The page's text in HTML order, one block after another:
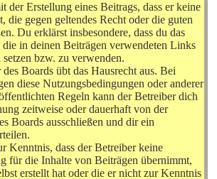
der Erstellung eines Beitrags, dass er keine
die gegen geltendes Recht oder die guten
Du erklärst insbesondere, dass du das
die in deinen Beiträgen verwendeten Links
bzw. zu verwenden.
Boards übt das Hausrecht aus. Bei
diese Nutzungsbedingungen oder anderer
Regeln kann der Betreiber dich
zeitweise oder dauerhaft von der
Boards ausschließen und dir ein
Kenntnis, dass der Betreiber keine
für die Inhalte von Beiträgen übernimmt,
erstellt hat oder die er nicht zur Kenntnis